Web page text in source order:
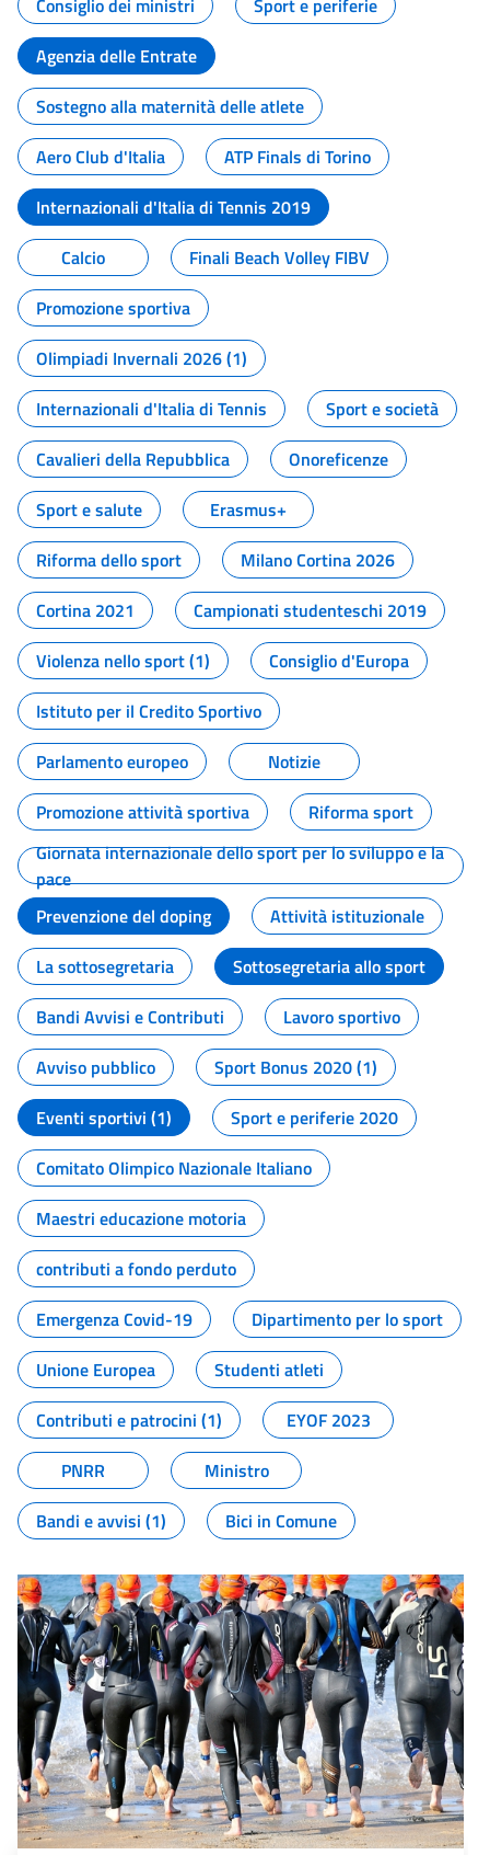
Consiglio dei ministri
Sport e periferie
Agenzia delle Entrate
Sostegno alla maternità delle atlete
Aero Club d'Italia
ATP Finals di Torino
Internazionali d'Italia di Tennis 2019
Calcio
Finali Beach Volley FIBV
Promozione sportiva
Olimpiadi Invernali 2026 (1)
Internazionali d'Italia di Tennis
Sport e società
Cavalieri della Repubblica
Onoreficenze
Sport e salute
Erasmus+
Riforma dello sport
Milano Cortina 2026
Cortina 2021
Campionati studenteschi 2019
Violenza nello sport (1)
Consiglio d'Europa
Istituto per il Credito Sportivo
Parlamento europeo
Notizie
Promozione attività sportiva
Riforma sport
Giornata internazionale dello sport per lo sviluppo e la
pace
Prevenzione del doping
Attività istituzionale
La sottosegretaria
Sottosegretaria allo sport
Bandi Avvisi e Contributi
Lavoro sportivo
Avviso pubblico
Sport Bonus 2020 (1)
Eventi sportivi (1)
Sport e periferie 2020
Comitato Olimpico Nazionale Italiano
Maestri educazione motoria
contributi a fondo perduto
Emergenza Covid-19
Dipartimento per lo sport
Unione Europea
Studenti atleti
Contributi e patrocini (1)
EYOF 2023
PNRR
Ministro
Bandi e avvisi (1)
Bici in Comune